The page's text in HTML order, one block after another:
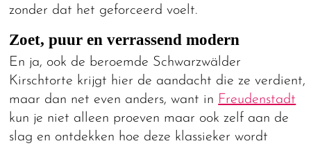
zonder dat het geforceerd voelt.
Zoet, puur en verrassend modern
En ja, ook de beroemde Schwarzwälder
Kirschtorte krijgt hier de aandacht die ze verdient,
maar dan net even anders, want in Freudenstadt
kun je niet alleen proeven maar ook zelf aan de
slag en ontdekken hoe deze klassieker wordt